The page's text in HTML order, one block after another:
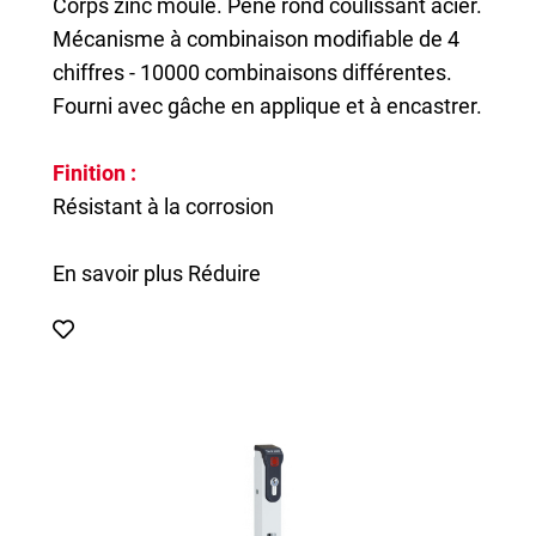
Corps zinc moulé. Pêne rond coulissant acier.
Mécanisme à combinaison modifiable de 4
chiffres - 10000 combinaisons différentes.
Fourni avec gâche en applique et à encastrer.
Finition :
Résistant à la corrosion
En savoir plus Réduire